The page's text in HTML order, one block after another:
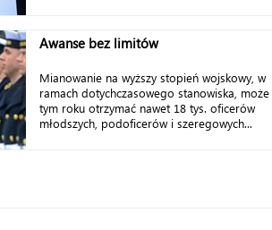
Awanse bez limitów
Mianowanie na wyższy stopień wojskowy, w
ramach dotychczasowego stanowiska, może
tym roku otrzymać nawet 18 tys. oficerów
młodszych, podoficerów i szeregowych...